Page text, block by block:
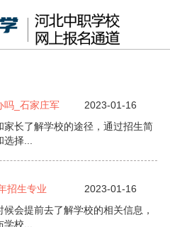
吗_石家庄军
2023-01-16
长了解学校的途径，通过招生简
择...
招生专业
2023-01-16
提前去了解学校的相关信息，
校...